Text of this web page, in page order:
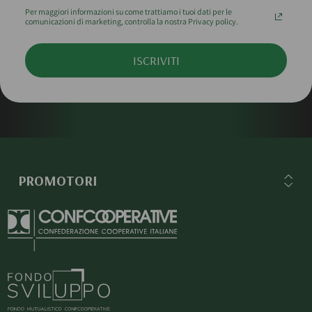
Per maggiori informazioni su come trattiamo i tuoi dati per le
comunicazioni di marketing, controlla la nostra Privacy policy.
ISCRIVITI
PROMOTORI